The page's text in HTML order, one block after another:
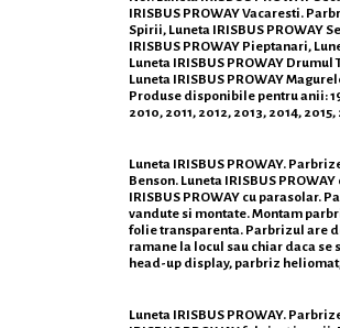
IRISBUS PROWAY Vacaresti.
Spirii, Luneta IRISBUS PROWAY
IRISBUS PROWAY Pieptanari,
Luneta IRISBUS PROWAY
Luneta IRISBUS PROWAY
Produse disponibile pentru anii:
2010, 2011, 2012, 2013, 2014,
Luneta IRISBUS PROWAY.
Benson. Luneta IRISBUS
IRISBUS PROWAY cu
vandute si montate. Montam
folie transparenta. Parbrizul are
ramane la locul sau chiar daca
head-up display, parbriz
Luneta IRISBUS PROWAY.